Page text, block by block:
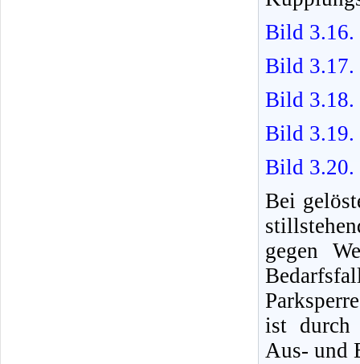
Bild 3.16.
Bild 3.17.
Bild 3.18.
Bild 3.19.
Bild 3.20.
Bei
gegen
ist durch
Aus- und